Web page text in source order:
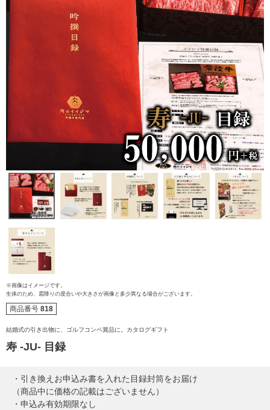
※画像はイメージです。
生体のため、霜降りの度合いや大きさが画像と多少異なる場合がございます。
商品番号 818
結婚式の引き出物に、ゴルフコンペ賞品に。カタログギフト
寿 -JU- 目録
・引き換えお申込み書を入れた目録封筒をお届け
（商品中に価格の記載はございません）
・申込み有効期限なし